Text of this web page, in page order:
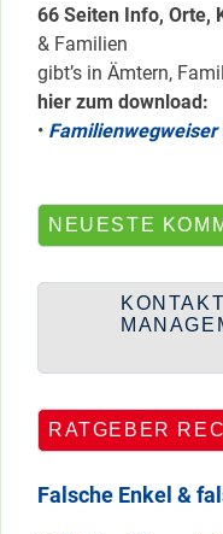
66 Seiten Info, Orte,
& Familien
gibt’s in Ämtern,
hier zum download:
• Familienwegweiser
NEUESTE
RATGEBER
Falsche Enkel &